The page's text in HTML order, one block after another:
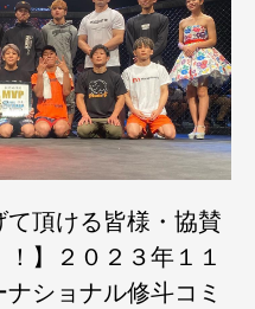
て頂ける皆様・協賛
】２０２３年１１
ショナル修斗コミ